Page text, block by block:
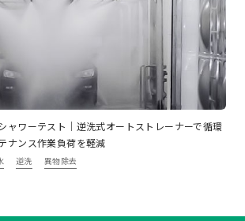
ャワーテスト｜逆洗式オートストレーナーで循環
ナンス作業負荷を軽減
逆洗 異物除去